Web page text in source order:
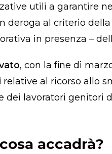
utili a garantire
deroga al criterio
in presenza –
, con la fine di
relative al ricorso allo
dei lavoratori genitori
accadrà?